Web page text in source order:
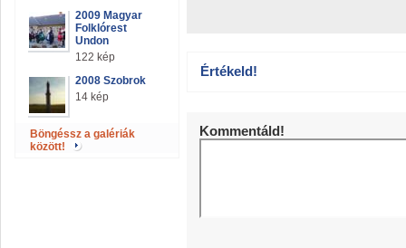
2009 Magyar
Folklórest
Undon
122 kép
2008 Szobrok
14 kép
Böngéssz a galériák
között!
Értékeld!
Kommentáld!